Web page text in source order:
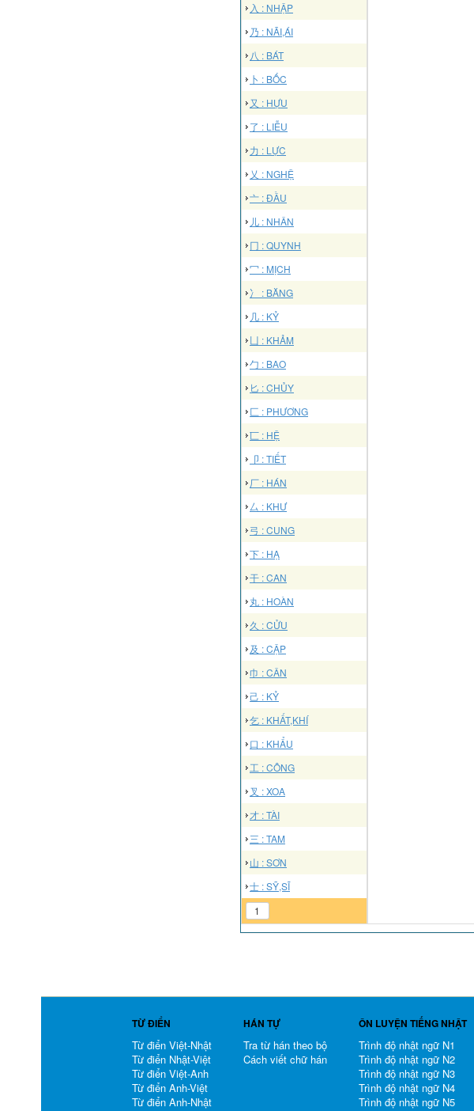
入 : NHẬP
乃 : NÃI,ÁI
八 : BÁT
卜 : BỐC
又 : HỰU
了 : LIỄU
力 : LỰC
乂 : NGHỆ
亠 : ĐẦU
儿 : NHÂN
冂 : QUYNH
冖 : MỊCH
冫 : BĂNG
几 : KỶ
凵 : KHẢM
勹 : BAO
匕 : CHỦY
匚 : PHƯƠNG
匸 : HỆ
卩 : TIẾT
厂 : HÁN
厶 : KHƯ
弓 : CUNG
下 : HẠ
干 : CAN
丸 : HOÀN
久 : CỬU
及 : CẬP
巾 : CÂN
己 : KỶ
乞 : KHẤT,KHÍ
口 : KHẨU
工 : CÔNG
叉 : XOA
才 : TÀI
三 : TAM
山 : SƠN
士 : SỸ,SĨ
1
TỪ ĐIỂN
Từ điển Việt-Nhật
Từ điển Nhật-Việt
Từ điển Việt-Anh
Từ điển Anh-Việt
Từ điển Anh-Nhật
HÁN TỰ
Tra từ hán theo bộ
Cách viết chữ hán
ÔN LUYỆN TIẾNG NHẬT
Trình độ nhật ngữ N1
Trình độ nhật ngữ N2
Trình độ nhật ngữ N3
Trình độ nhật ngữ N4
Trình độ nhật ngữ N5